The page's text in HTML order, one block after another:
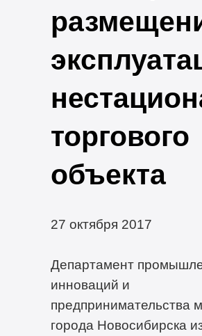
торгового
объекта
27 октября 2017
Департамент
инноваций и
предпринимательства
города Новосибирска